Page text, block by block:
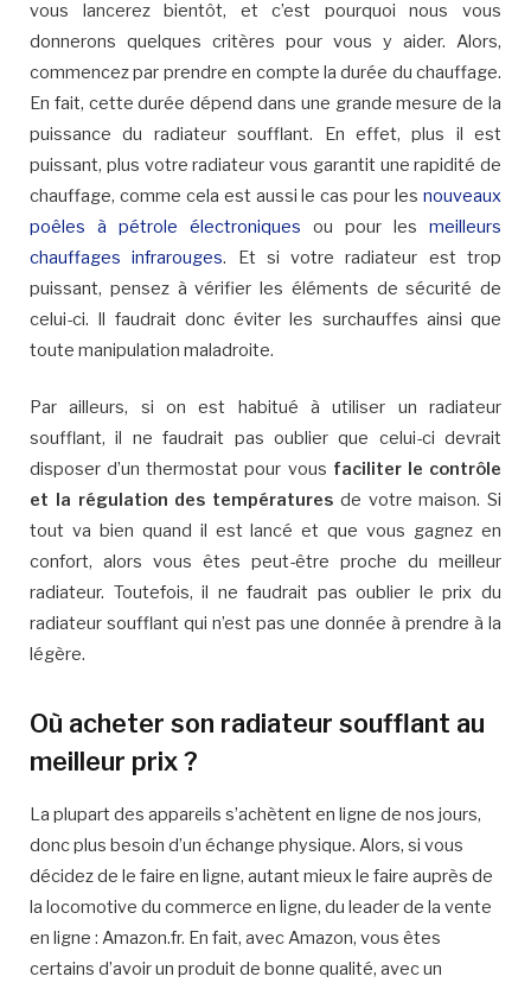
vous lancerez bientôt, et c’est pourquoi nous vous
donnerons quelques critères pour vous y aider. Alors,
commencez par prendre en compte la durée du chauffage.
En fait, cette durée dépend dans une grande mesure de la
puissance du radiateur soufflant. En effet, plus il est
puissant, plus votre radiateur vous garantit une rapidité de
chauffage, comme cela est aussi le cas pour les nouveaux
poêles à pétrole électroniques ou pour les meilleurs
chauffages infrarouges. Et si votre radiateur est trop
puissant, pensez à vérifier les éléments de sécurité de
celui-ci. Il faudrait donc éviter les surchauffes ainsi que
toute manipulation maladroite.
Par ailleurs, si on est habitué à utiliser un radiateur
soufflant, il ne faudrait pas oublier que celui-ci devrait
disposer d’un thermostat pour vous faciliter le contrôle
et la régulation des températures de votre maison. Si
tout va bien quand il est lancé et que vous gagnez en
confort, alors vous êtes peut-être proche du meilleur
radiateur. Toutefois, il ne faudrait pas oublier le prix du
radiateur soufflant qui n’est pas une donnée à prendre à la
légère.
Où acheter son radiateur soufflant au
meilleur prix ?
La plupart des appareils s’achètent en ligne de nos jours,
donc plus besoin d’un échange physique. Alors, si vous
décidez de le faire en ligne, autant mieux le faire auprès de
la locomotive du commerce en ligne, du leader de la vente
en ligne : Amazon.fr. En fait, avec Amazon, vous êtes
certains d’avoir un produit de bonne qualité, avec un